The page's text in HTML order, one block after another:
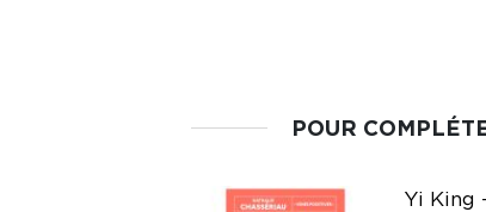
POUR
Yi King